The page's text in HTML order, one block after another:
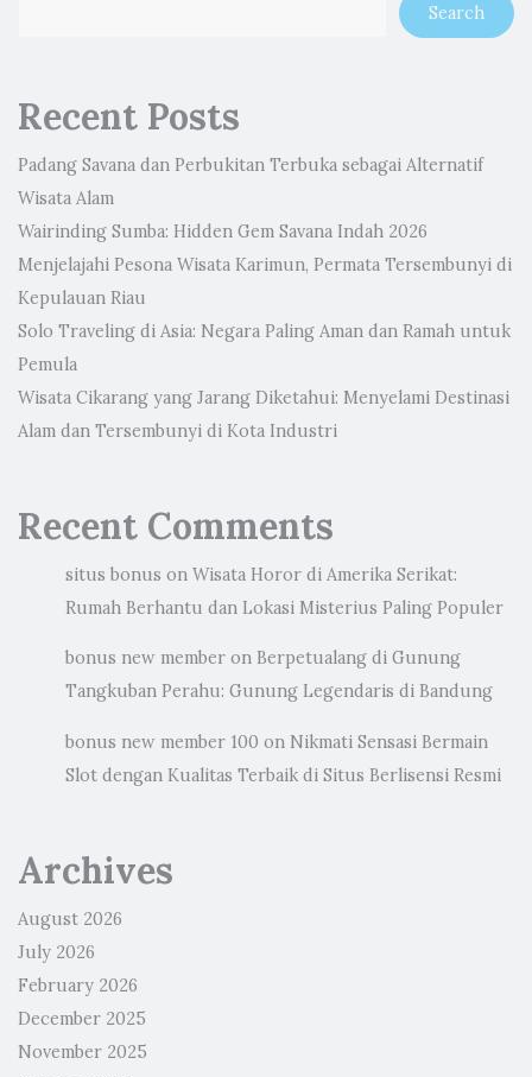
Search
Recent Posts
Padang Savana dan Perbukitan Terbuka sebagai Alternatif
Wisata Alam
Wairinding Sumba: Hidden Gem Savana Indah 2026
Menjelajahi Pesona Wisata Karimun, Permata Tersembunyi di
Kepulauan Riau
Solo Traveling di Asia: Negara Paling Aman dan Ramah untuk
Pemula
Wisata Cikarang yang Jarang Diketahui: Menyelami Destinasi
Alam dan Tersembunyi di Kota Industri
Recent Comments
situs bonus on Wisata Horor di Amerika Serikat:
Rumah Berhantu dan Lokasi Misterius Paling Populer
bonus new member on Berpetualang di Gunung
Tangkuban Perahu: Gunung Legendaris di Bandung
bonus new member 100 on Nikmati Sensasi Bermain
Slot dengan Kualitas Terbaik di Situs Berlisensi Resmi
Archives
August 2026
July 2026
February 2026
December 2025
November 2025